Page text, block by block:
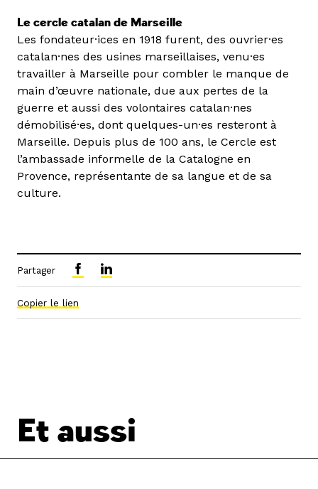
Le cercle catalan de Marseille
Les fondateur·ices en 1918 furent, des ouvrier·es
catalan·nes des usines marseillaises, venu·es
travailler à Marseille pour combler le manque de
main d’œuvre nationale, due aux pertes de la
guerre et aussi des volontaires catalan·nes
démobilisé·es, dont quelques-un·es resteront à
Marseille. Depuis plus de 100 ans, le Cercle est
l’ambassade informelle de la Catalogne en
Provence, représentante de sa langue et de sa
culture.
Partager
Copier le lien
Et aussi